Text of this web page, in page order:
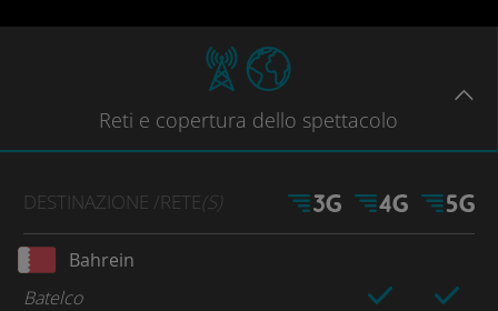
Reti e copertura dello spettacolo
DESTINAZIONE /RETE(S)
Bahrein
Batelco